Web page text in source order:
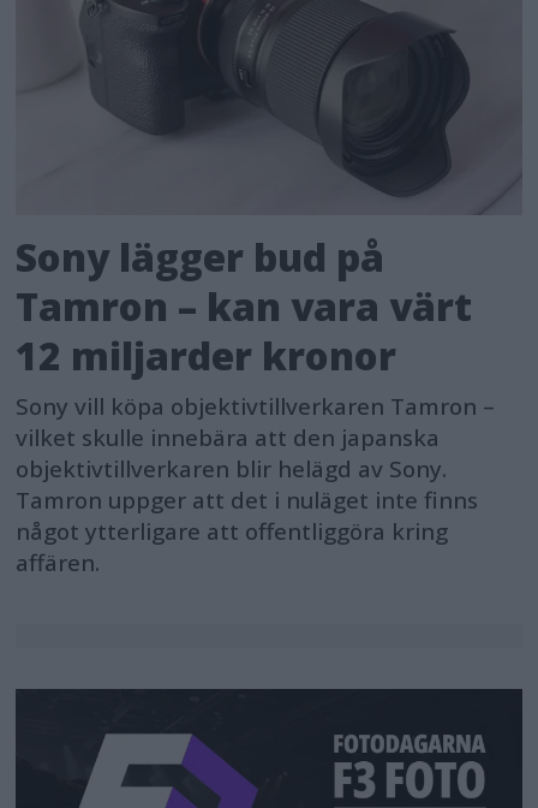
Sony lägger bud på
Tamron – kan vara värt
12 miljarder kronor
Sony vill köpa objektivtillverkaren Tamron –
vilket skulle innebära att den japanska
objektivtillverkaren blir helägd av Sony.
Tamron uppger att det i nuläget inte finns
något ytterligare att offentliggöra kring
affären.